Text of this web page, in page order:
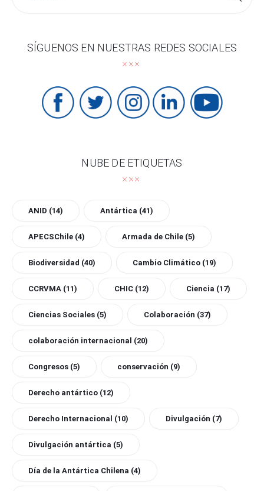
SÍGUENOS EN NUESTRAS REDES SOCIALES
NUBE DE ETIQUETAS
ANID (14) Antártica (41)
APECSChile (4) Armada de Chile (5)
Biodiversidad (40) Cambio Climático (19)
CCRVMA (11) CHIC (12) Ciencia (17)
Ciencias Sociales (5) Colaboración (37)
colaboración internacional (20)
Congresos (5) conservación (9)
Derecho antártico (12)
Derecho Internacional (10) Divulgación (7)
Divulgación antártica (5)
Día de la Antártica Chilena (4)